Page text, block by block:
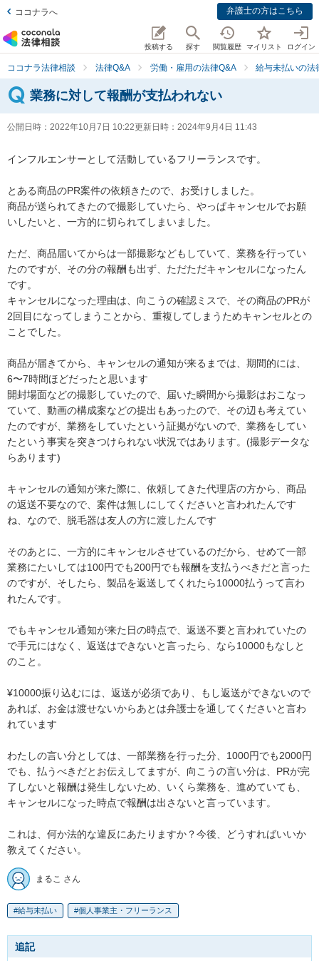
ココナラへ 弁護士の方はこちら
投稿する 探す 閲覧履歴 マイリスト ログイン
ココナラ法律相談 法律Q&A 労働・雇用の法律Q&A 給与未払いの法
業務に対して報酬が支払われない
公開日時： 2022年10月7日 10:22更新日時： 2024年9月4日 11:43
インフルエンサーとして活動しているフリーランスです。
とある商品のPR案件の依頼きたので、お受けしました。
商品が送られてきたので撮影していたら、やっぱキャンセルでお願
いしたいと、一方的に切られてしまいました。
ただ、商品届いてからは一部撮影などもしていて、業務を行ってい
たのですが、その分の報酬も出ず、ただただキャンセルになったん
です。
キャンセルになった理由は、向こうの確認ミスで、その商品のPRが
2回目になってしまうことから、重複してしまうためキャンセルとの
ことでした。
商品が届きてから、キャンセルの通知が来るまでは、期間的には、
6〜7時間ほどだったと思います
開封場面などの撮影していたので、届いた瞬間から撮影はおこなっ
ていて、動画の構成案などの提出もあったので、その辺も考えてい
たのですが、業務をしていたという証拠がないので、業務をしてい
たという事実を突きつけられない状況ではあります。(撮影データな
らあります)
キャンセルの通知が来た際に、依頼してきた代理店の方から、商品
の返送不要なので、案件は無しにしてくださいと言われたんです
ね、なので、脱毛器は友人の方に渡したんです
そのあとに、一方的にキャンセルさせているのだから、せめて一部
業務にたいしては100円でも200円でも報酬を支払うべきだと言った
のですが、そしたら、製品を返送してくれたら10000払うって言わ
れたんです。
でもキャンセル通知が来た日の時点で、返送不要と言われていたの
で手元にはなく、返送はできないと言ったら、なら10000もなしと
のこと。
¥10000振り込むには、返送が必須であり、もし返送ができないので
あれば、お金は渡せないからあとは弁護士を通してくださいと言わ
れています
わたしの言い分としては、一部業務を行った分、1000円でも2000円
でも、払うべきだとお伝えしてますが、向こうの言い分は、PRが完
了しないと報酬は発生しないため、いくら業務を、進めていても、
キャンセルになった時点で報酬は出さないと言っています。
これは、何か法的な違反にあたりますか？今後、どうすればいいか
教えてください。
まるこ さん
給与未払い 個人事業主・フリーランス
追記